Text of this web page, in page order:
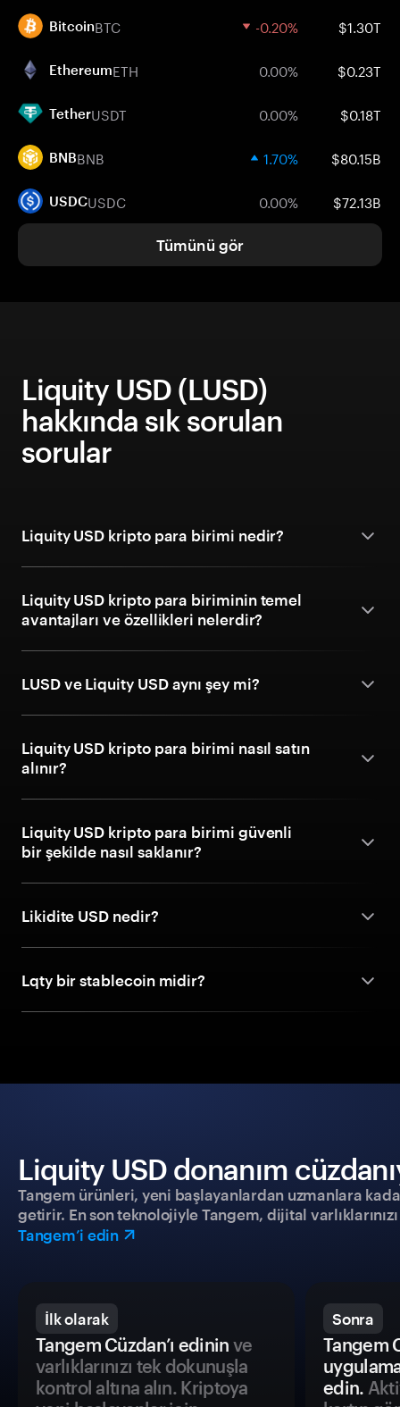
BitcoinBTC -0.20% $1.30T
EthereumETH 0.00% $0.23T
TetherUSDT 0.00% $0.18T
BNBBNB 1.70% $80.15B
USDCUSDC 0.00% $72.13B
Tümünü gör
Liquity USD (LUSD)
hakkında sık sorulan
sorular
Liquity USD kripto para birimi nedir?
Liquity USD kripto para biriminin temel
avantajları ve özellikleri nelerdir?
LUSD ve Liquity USD aynı şey mi?
Liquity USD kripto para birimi nasıl satın
alınır?
Liquity USD kripto para birimi güvenli
bir şekilde nasıl saklanır?
Likidite USD nedir?
Lqty bir stablecoin midir?
Liquity USD donanım
Tangem ürünleri, yeni başlayanlardan uzmanlara
getirir. En son teknolojiyle Tangem, dijital
Tangem’i edin
İlk olarak
Tangem Cüzdan’ı edinin ve
varlıklarınızı tek dokunuşla
kontrol altına alın. Kriptoya
Sonra
Tangem
edin.